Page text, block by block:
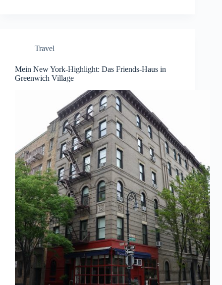
Travel
Mein New York-Highlight: Das Friends-Haus in
Greenwich Village